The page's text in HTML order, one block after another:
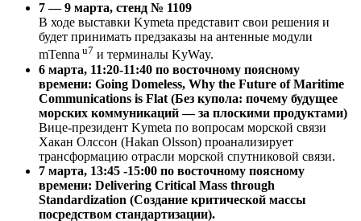
7 — 9 марта, стенд № 1109
В ходе выставки Kymeta представит свои решения и
будет принимать предзаказы на антенные модули
mTenna u7 и терминалы KyWay.
6 марта, 11:20-11:40 по восточному поясному
времени: Going Domeless, Why the Future of Maritime
Communications is Flat (Без купола: почему будущее
морских коммуникаций — за плоскими продуктами)
Вице-президент Kymeta по вопросам морской связи
Хакан Олссон (Hakan Olsson) проанализирует
трансформацию отрасли морской спутниковой связи.
7 марта, 13:45 -15:00 по восточному поясному
времени: Delivering Critical Mass through
Standardization (Создание критической массы
посредством стандартизации).